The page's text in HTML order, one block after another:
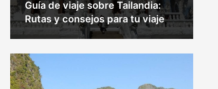
Guía de viaje sobre Tailandia:
Rutas y consejos para tu viaje